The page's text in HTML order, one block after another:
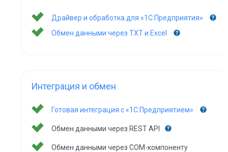
Драйвер и обработка для «1С:Предприятия»
Обмен данными через TXT и Excel
Интеграция и обмен
Готовая интеграция с «1С:Предприятием»
Обмен данными через REST API
Обмен данными через COM-компоненту